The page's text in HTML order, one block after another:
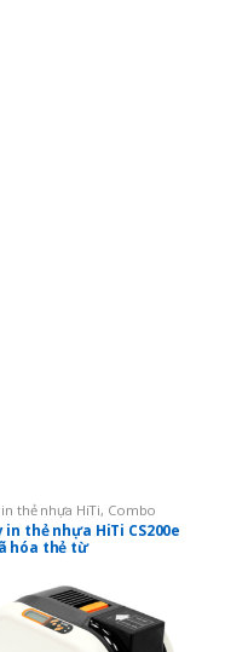
thẻ nhựa HiTi, Combo
, Máy in thẻ nhựa
in thẻ nhựa HiTi CS200e
hóa thẻ từ